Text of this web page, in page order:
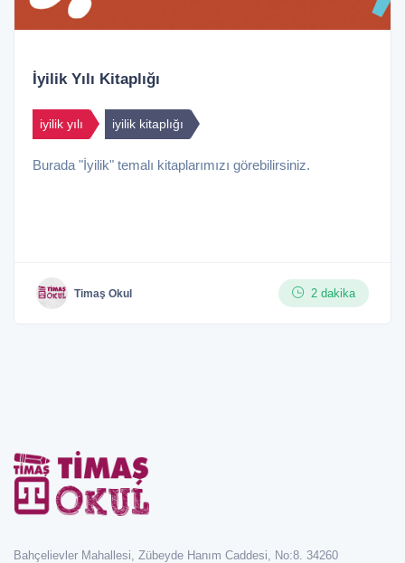
İyilik Yılı Kitaplığı
iyilik yılı iyilik kitaplığı
Burada "İyilik" temalı kitaplarımızı görebilirsiniz.
Timaş Okul 2 dakika
Bahçelievler Mahallesi, Zübeyde Hanım Caddesi, No:8. 34260